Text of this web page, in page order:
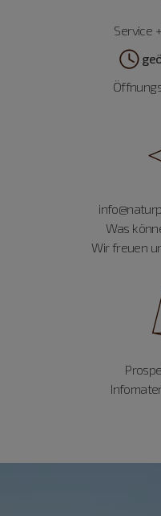
Service
Was
Wir freuen